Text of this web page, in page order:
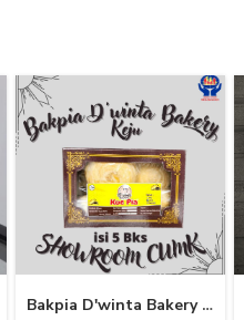
Bakpia D'winta Bakery Rasa Keju isi 5 SHOWROOM CUMK